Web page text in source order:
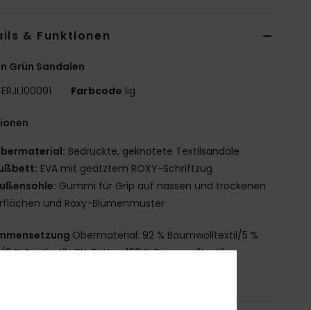
& Funktionen
Grün Sandalen
ERJL100091 Farbcode lig
Bedruckte, geknotete Textilsandale
EVA mit geätztem ROXY-Schriftzug
Gummi für Grip auf nassen und trockenen
und Roxy-Blumenmuster
Obermaterial: 92 % Baumwolltextil/5 %
% Synthetik-PU, Futter: 100 % Baumwolltextil,